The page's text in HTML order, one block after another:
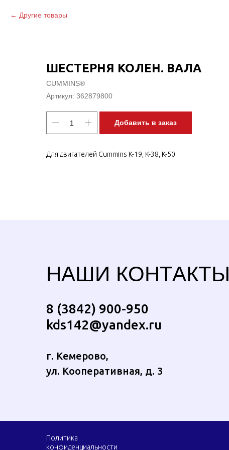
Другие товары
ШЕСТЕРНЯ КОЛЕН. ВАЛА
CUMMINS®
Артикул: 362879800
Добавить в заказ
Для двигателей Cummins K-19, K-38, K-50
НАШИ КОНТАКТЫ
8 (3842) 900-950
kds142@yandex.ru
г. Кемерово,
ул. Кооперативная, д. 3
Политика
конфиденциальности